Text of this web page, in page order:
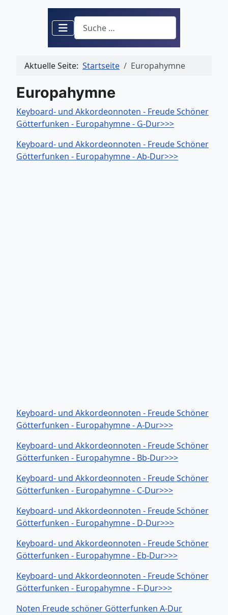
Suchen
Aktuelle Seite: Startseite Europahymne
Europahymne
Keyboard- und Akkordeonnoten - Freude Schöner
Götterfunken - Europahymne - G-Dur>>>
Keyboard- und Akkordeonnoten - Freude Schöner
Götterfunken - Europahymne - Ab-Dur>>>
Keyboard- und Akkordeonnoten - Freude Schöner
Götterfunken - Europahymne - A-Dur>>>
Keyboard- und Akkordeonnoten - Freude Schöner
Götterfunken - Europahymne - Bb-Dur>>>
Keyboard- und Akkordeonnoten - Freude Schöner
Götterfunken - Europahymne - C-Dur>>>
Keyboard- und Akkordeonnoten - Freude Schöner
Götterfunken - Europahymne - D-Dur>>>
Keyboard- und Akkordeonnoten - Freude Schöner
Götterfunken - Europahymne - Eb-Dur>>>
Keyboard- und Akkordeonnoten - Freude Schöner
Götterfunken - Europahymne - F-Dur>>>
Noten Freude schöner Götterfunken A-Dur